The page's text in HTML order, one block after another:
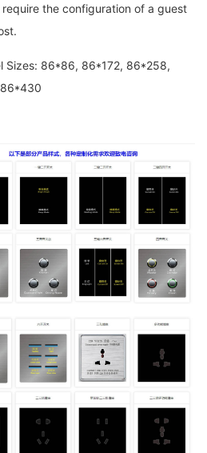
the configuration of a guest
86*86, 86*172, 86*258,